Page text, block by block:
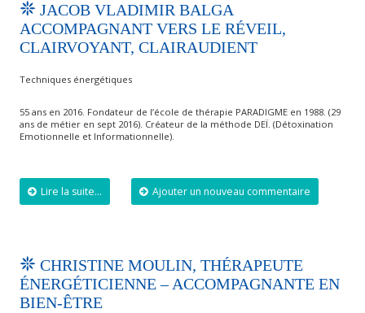
JACOB VLADIMIR BALGA
ACCOMPAGNANT VERS LE RÉVEIL,
CLAIRVOYANT, CLAIRAUDIENT
Techniques énergétiques
55 ans en 2016. Fondateur de l’école de thérapie PARADIGME en 1988. (29
ans de métier en sept 2016). Créateur de la méthode DEÏ. (Détoxination
Emotionnelle et Informationnelle).
Lire la suite... Ajouter un nouveau commentaire
CHRISTINE MOULIN, THÉRAPEUTE
ÉNERGÉTICIENNE – ACCOMPAGNANTE EN
BIEN-ÊTRE